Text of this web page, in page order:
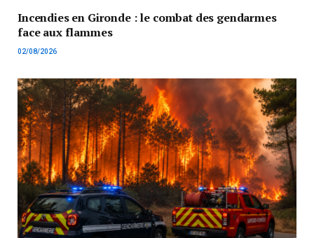
Incendies en Gironde : le combat des gendarmes
face aux flammes
02/08/2026